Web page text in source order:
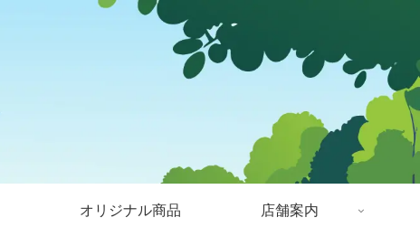
オリジナル商品 店舗案内